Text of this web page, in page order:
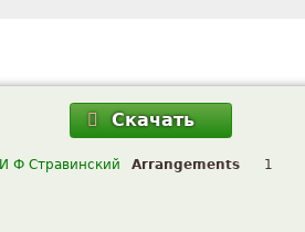
Скачать
И Ф Стравинский Arrangements 1